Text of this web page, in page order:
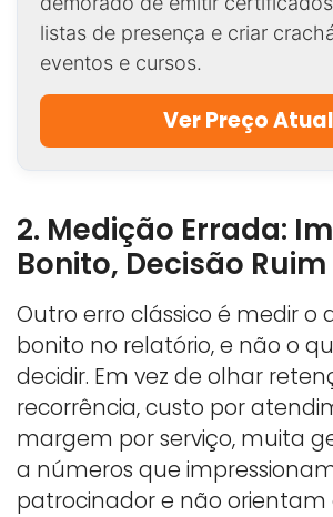
listas de presença e criar
eventos e cursos.
Ver Preço Atual
2. Medição Errada:
Bonito, Decisão Ruim
Outro erro clássico é medir o
bonito no relatório, e não o
decidir. Em vez de olhar
recorrência, custo por
margem por serviço, muita
a números que
patrocinador e não orientam